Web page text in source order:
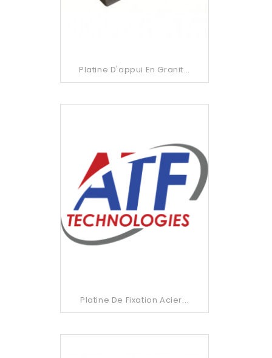
Platine D'appui En Granit...
Platine De Fixation Acier...